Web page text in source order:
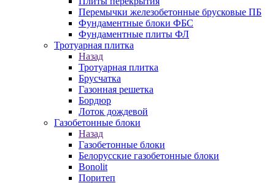
Перемычки железобетонные брусковые ПБ
Фундаментные блоки ФБС
Фундаментные плиты ФЛ
Тротуарная плитка
Назад
Тротуарная плитка
Брусчатка
Газонная решетка
Бордюр
Лоток дождевой
Газобетонные блоки
Назад
Газобетонные блоки
Белорусские газобетонные блоки
Bonolit
Поритеп